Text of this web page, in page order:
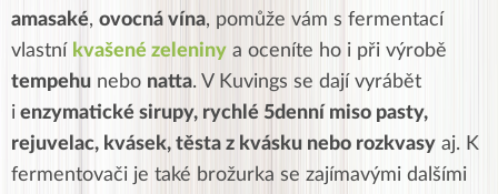
amasaké, ovocná vína, pomůže vám s fermentací
vlastní kvašené zeleniny a oceníte ho i při výrobě
tempehu nebo natta. V Kuvings se dají vyrábět
i enzymatické sirupy, rychlé 5denní miso pasty,
rejuvelac, kvásek, těsta z kvásku nebo rozkvasy aj. K
fermentovači je také brožurka se zajímavými dalšími